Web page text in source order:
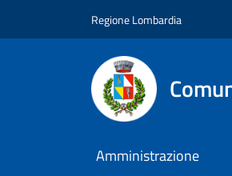
Regione Lombardia
Amministrazione